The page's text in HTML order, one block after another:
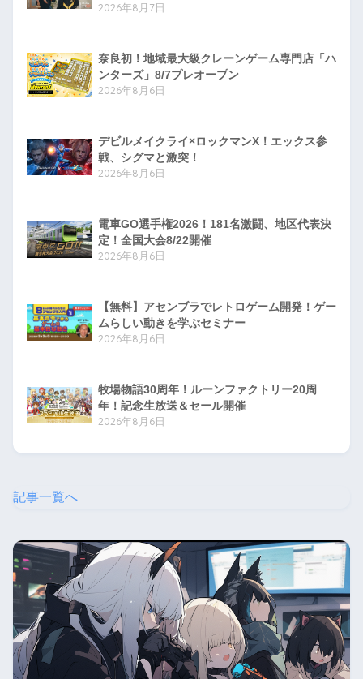
2026年8月7日
奈良初！地域最大級クレーンゲーム専門店「ハ
ンターズ」8/7プレオープン
2026年8月6日
デビルメイクライ×ロックマンX！エックス参
戦、シグマと激突！
2026年8月6日
電車GO選手権2026！181名激闘、地区代表決
定！全国大会8/22開催
2026年8月6日
【無料】アセンブラでレトロゲーム開発！ゲー
ムらしい動きを学ぶセミナー
2026年8月6日
牧場物語30周年！ルーンファクトリー20周
年！記念生放送＆セール開催
2026年8月6日
記事一覧へ